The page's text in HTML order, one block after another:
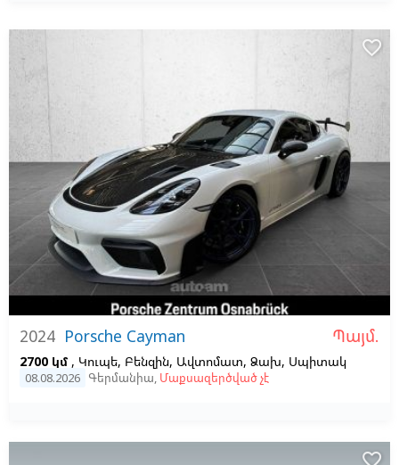
2024 Porsche Cayman Պայմ.
2700 կմ , Կուպե, Բենզին, Ավտոմատ, Ձախ, Սպիտակ
08.08.2026 Գերմանիա, Մաքսազերծված չէ
favorite_border
favorite_border